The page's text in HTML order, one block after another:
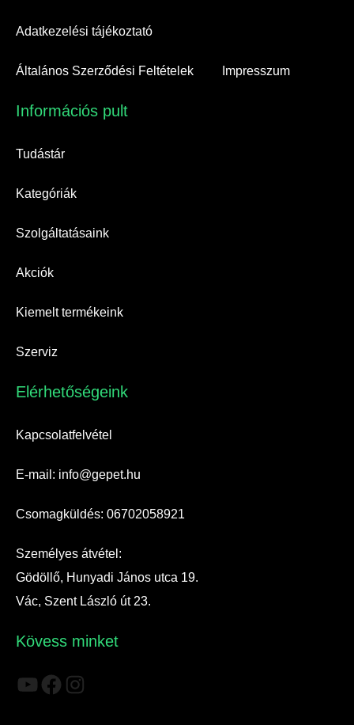
Adatkezelési tájékoztató
Általános Szerződési Feltételek Impresszum
Információs pult​
Tudástár
Kategóriák
Szolgáltatásaink
Akciók
Kiemelt termékeink
Szerviz
Elérhetőségeink​
Kapcsolatfelvétel
E-mail: info@gepet.hu
Csomagküldés: 06702058921
Személyes átvétel:
Gödöllő, Hunyadi János utca 19.
Vác, Szent László út 23.
Kövess minket
YouTube
Facebook
Instagram